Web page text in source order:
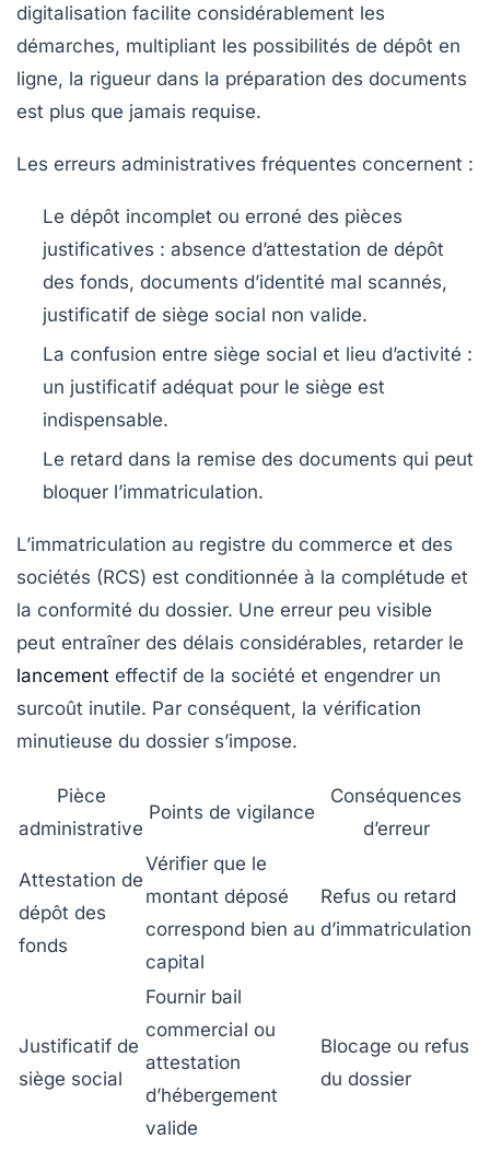
digitalisation facilite considérablement les
démarches, multipliant les possibilités de dépôt en
ligne, la rigueur dans la préparation des documents
est plus que jamais requise.
Les erreurs administratives fréquentes concernent :
Le dépôt incomplet ou erroné des pièces
justificatives : absence d’attestation de dépôt
des fonds, documents d’identité mal scannés,
justificatif de siège social non valide.
La confusion entre siège social et lieu d’activité :
un justificatif adéquat pour le siège est
indispensable.
Le retard dans la remise des documents qui peut
bloquer l’immatriculation.
L’immatriculation au registre du commerce et des
sociétés (RCS) est conditionnée à la complétude et
la conformité du dossier. Une erreur peu visible
peut entraîner des délais considérables, retarder le
lancement effectif de la société et engendrer un
surcoût inutile. Par conséquent, la vérification
minutieuse du dossier s’impose.
Pièce
administrative
Points de vigilance
Conséquences
d’erreur
Attestation de
dépôt des
fonds
Vérifier que le
montant déposé
correspond bien au
capital
Refus ou retard
d’immatriculation
Justificatif de
siège social
Fournir bail
commercial ou
attestation
d’hébergement
valide
Blocage ou refus
du dossier